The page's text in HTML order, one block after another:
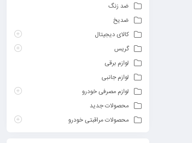
ضد زنگ
ضدیخ
کالای دیجیتال
گریس
لوازم برقی
لوازم جانبی
لوازم مصرفی خودرو
محصولات جدید
محصولات مراقبتی خودرو